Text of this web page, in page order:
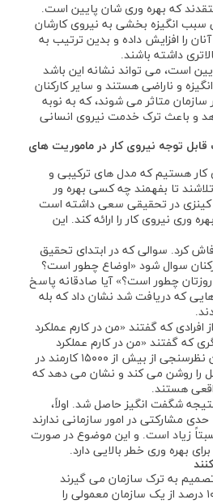
که بهره وری شان پایین است.
سبب انگیزه بخشی به نیروی کارشان
را افزایش داده و بدین ترتیب به
داشته باشند.
است، می تواند نشانه این باشد
و ناراضی هستند و سایر کارکنان
سازمان متاثر می‌ شوند، که به نوبه
و باعث ترک خدمت نیروی انسانی
توجه نیروی کار در ماموریت های
کار هستیم که مدل‌ های ترکیبی و
تلاشند تا بفهمند چه کسی بهره‌ ور
در تحقیقی سعی داشته است
وری نیروی کار را ارائه کند. این
کرد. سوالی که در ابتدای تحقیق
سوال شود «اوضاع چطور است؟
چطور است؟» آیا صادقانه پاسخ
که دریافت شد نشان داد که بله
که گفتند «من در کارم عملکرد
که گفتند «من در کارم عملکرد
خیلی خوبی دارم.» بنابراین این نظرسنجی از بیش از ۱۵۰۰۰ کارمند در
را روشن می ‌کند و نشان می دهد که
هستند.
شگفت انگیز حاصل شد. اولاً،
مشارکتی در امور سازمانی ندارند
زیاد است. و این موضوع در صورت
بهره ‌وری خطر بالایی دارد.
تصمیم به ترک سازمان می گیرند
صحبت کنیم. این افراد حدود ۱۰ درصد از یک سازمان معمولی را